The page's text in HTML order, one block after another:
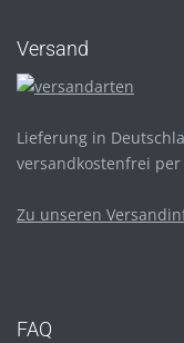
Versand
Lieferung in
versandkostenfrei
Zu unseren
FAQ